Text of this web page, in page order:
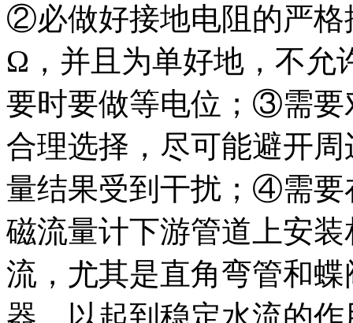
②必做好接地电阻的严格
Ω，并且为单好地，不允
要时要做等电位；③需要
合理选择，尽可能避开
量结果受到干扰；④需要
磁流量计下游管道上安
流，尤其是直角弯管和
器，以起到稳定水流的